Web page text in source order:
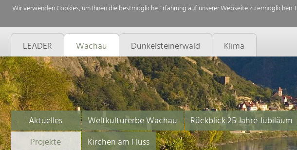
Wir verwenden Cookies, um Ihnen die bestmögliche Erfahrung auf unserer Webseite zu
LEADER Wachau Dunkelsteinerwald Klima
Aktuelles Weltkulturerbe Wachau Rückblick 25 Jahre Jubiläum
Projekte
Kirchen am Fluss